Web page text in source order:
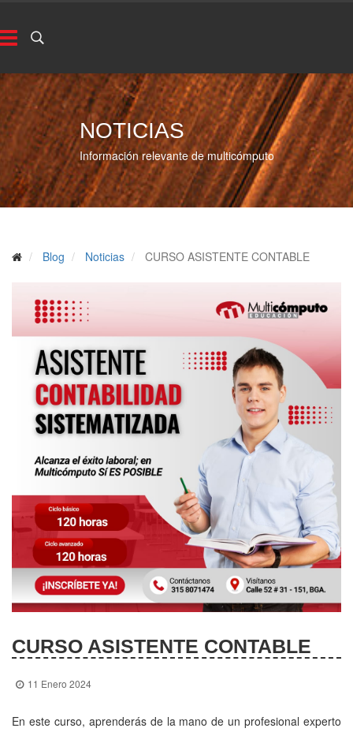
NOTICIAS
Información relevante de multicómputo
Blog Noticias CURSO ASISTENTE CONTABLE
CURSO ASISTENTE CONTABLE
11 Enero 2024
En este curso, aprenderás de la mano de un profesional experto